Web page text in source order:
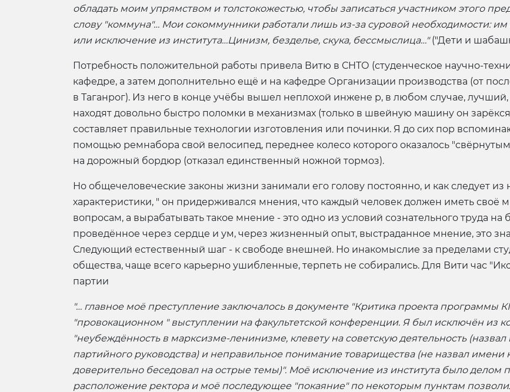
обладать моим упрямством и толстокожестью, чтобы записаться участником этого
слову "коммуна"… Мои сокоммунники работали лишь из-за суровой необходимости: им
или исключение из института…Цинизм, безделье, скука, бессмыслица…"("Дети и
Потребность положительной работы привела Витю в СНТО (студенческое научно-
кафедре, а затем дополнительно ещё и на кафедре Организации производства (от
в Таганрог). Из него в конце учёбы вышел неплохой инжене р, в любом случае,
находят довольно быстро поломки в механизмах (только в швейную машину он
составляет правильные технологии изготовления или починки. Я до сих пор
помощью ремнабора свой велосипед, переднее колесо которого оказалось "свёрнутым
на дорожный бордюр (отказал единственный ножной тормоз).
Но общечеловеческие законы жизни занимали его голову постоянно, и как следует из
характеристики, " он придерживался мнения, что каждый человек должен иметь своё
вопросам, а вырабатывать такое мнение - это одно из условий сознательного труда на
проведённое через сердце и ум, через жизненный опыт, выстраданное мнение, это
Следующий естественный шаг - к свободе внешней. Но инакомыслие за пределами
общества, чаще всего карьерно ушибленные, терпеть не собирались. Для Вити час "Икс"
партии
"… главное моё преступление заключалось в документе "Критика проекта программы
"провокационном " выступлении на факультетской конференции. Я был исключён из
"неубеждённость в марксизме-ленинизме, клевету на советскую деятельность
партийного руководства) и неправильное понимание товарищества (не назвал
доверительно беседовал на острые темы)". Моё исключение из института было
расположение ректора и моё последующее "покаяние" по некоторым пунктам